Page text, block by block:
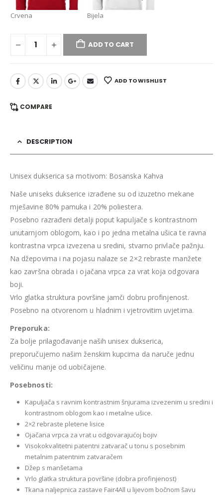
Crvena Bijela
ADD TO CART
ADD TO WISHLIST
COMPARE
DESCRIPTION
Unisex dukserica sa motivom: Bosanska Kahva
Naše uniseks dukserice izrađene su od izuzetno mekane
mješavine 80% pamuka i 20% poliestera.
Posebno razrađeni detalji poput kapuljače s kontrastnom
unutarnjom oblogom, kao i po jedna metalna ušica te ravna
kontrastna vrpca izvezena u sredini, stvarno privlače pažnju.
Na džepovima i na pojasu nalaze se 2×2 rebraste manžete
kao završna obrada i ojačana vrpca za vrat koja odgovara
boji.
Vrlo glatka struktura površine jamči dobru profinjenost.
Posebno na otvorenom u hladnim i vjetrovitim uvjetima.
Preporuka:
Za bolje prilagođavanje naših unisex dukserica,
preporučujemo našim ženskim kupcima da naruče jednu
veličinu manje od uobičajene.
Posebnosti:
Kapuljača s ravnim kontrastnim šnjurama izvezenim u sredini i
kontrastnom oblogom kao i metalne ušice.
2×2 rebraste pletene lisice
Ojačana vrpca za vrat u odgovarajućoj bojiv
Visokokvalitetni patentni zatvarač u tonu s posebnim
metalnim patentnim zatvaračem
Džep s manšetama
Vrlo glatka struktura površine (dobra profinjenost)
Tkana naljepnica zastave Fair4All u lijevom bočnom šavu